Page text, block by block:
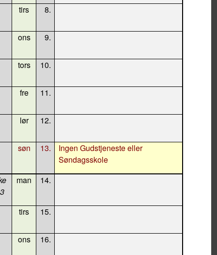
tirs 8.
ons 9.
tors 10.
fre 11.
lør 12.
søn 13.
Ingen Gudstjeneste eller
Søndagsskole
man 14.
tirs 15.
ons 16.